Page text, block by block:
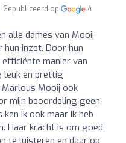
Gepubliceerd op
4
alle dames van Mooij
hun inzet. Door hun
manier van
leuk en prettig
Mooij ook
mijn beoordeling geen
ik ook maar ik heb
Haar kracht is om goed
te luisteren en daar op